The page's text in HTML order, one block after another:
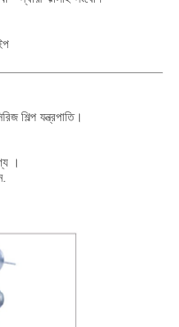
শিল্প যন্ত্রপাতি।
।